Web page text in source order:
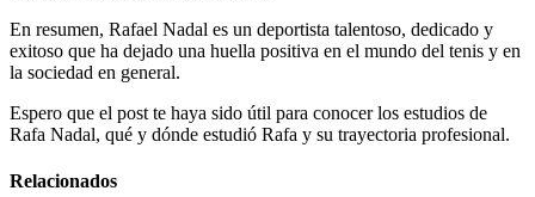
En resumen, Rafael Nadal es un deportista talentoso, dedicado y
exitoso que ha dejado una huella positiva en el mundo del tenis y en
la sociedad en general.
Espero que el post te haya sido útil para conocer los estudios de
Rafa Nadal, qué y dónde estudió Rafa y su trayectoria profesional.
Relacionados